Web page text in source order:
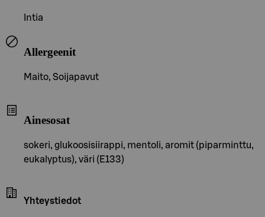
Intia
Allergeenit
Maito, Soijapavut
Ainesosat
sokeri, glukoosisiirappi, mentoli, aromit (piparminttu,
eukalyptus), väri (E133)
Yhteystiedot